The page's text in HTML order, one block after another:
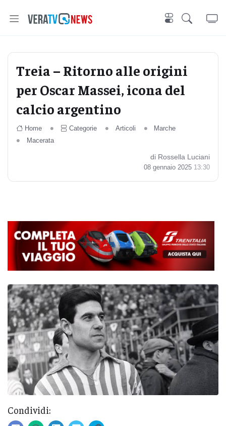
Treia – Ritorno alle origini
per Oscar Massei, icona del
calcio argentino
Home Categorie Articoli
Marche
Macerata
di Rossella Luciani
08 gennaio 2025 13:30
Condividi: